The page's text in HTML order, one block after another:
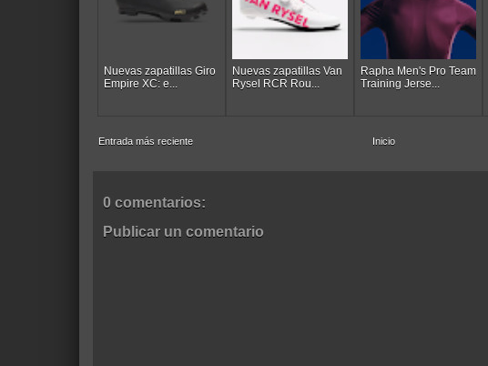
Nuevas zapatillas Giro
Empire XC: e...
Nuevas zapatillas Van
Rysel RCR Rou...
Rapha Men's Pro Team
Training Jerse...
Entrada más reciente Inicio
0 comentarios:
Publicar un comentario